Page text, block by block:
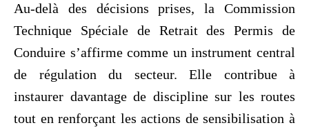
Au-delà des décisions prises, la Commission
Technique Spéciale de Retrait des Permis de
Conduire s’affirme comme un instrument central
de régulation du secteur. Elle contribue à
instaurer davantage de discipline sur les routes
tout en renforçant les actions de sensibilisation à